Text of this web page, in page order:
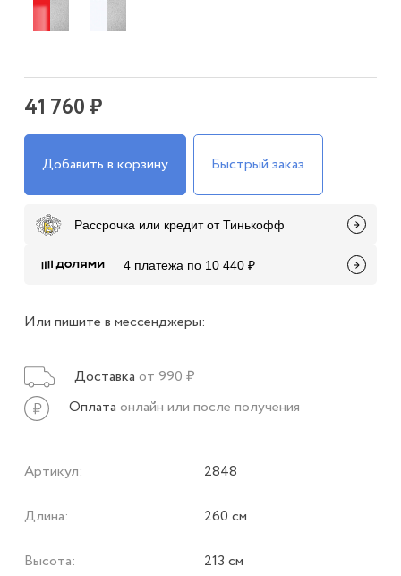
41 760 ₽
Добавить в корзину Быстрый заказ
Рассрочка или кредит от Тинькофф
4 платежа по 10 440 ₽
Или пишите в мессенджеры:
Доставка от 990 ₽
Оплата онлайн или после получения
Артикул: 2848
Длина: 260 см
Высота: 213 см